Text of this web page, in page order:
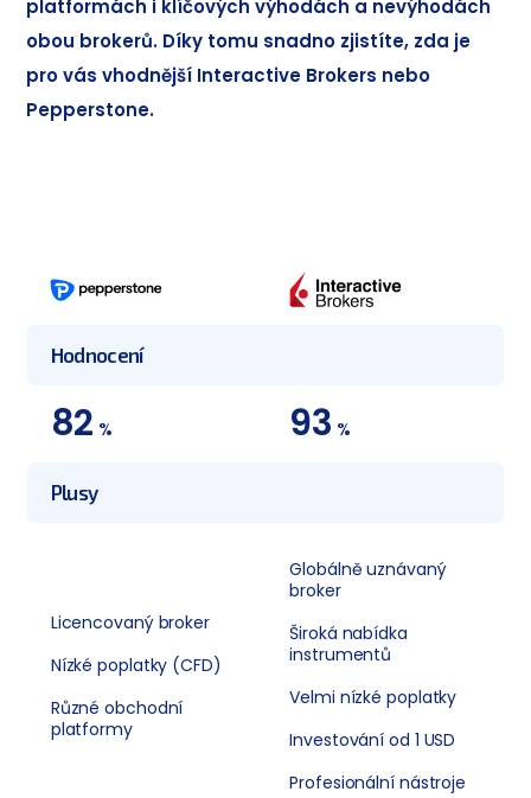
platformách i klíčových výhodách a nevýhodách
obou brokerů. Díky tomu snadno zjistíte, zda je
pro vás vhodnější Interactive Brokers nebo
Pepperstone.
Hodnocení
82 % 93 %
Plusy
Licencovaný broker
Nízké poplatky (CFD)
Různé obchodní
platformy
Globálně uznávaný
broker
Široká nabídka
instrumentů
Velmi nízké poplatky
Investování od 1 USD
Profesionální nástroje